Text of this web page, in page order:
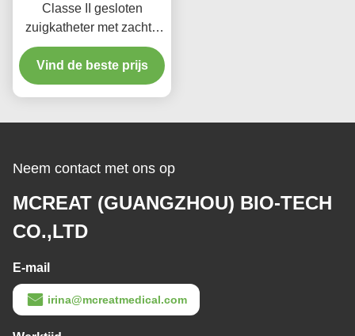
Classe II gesloten
zuigkatheter met zachte
blauwe zuigpunt en 3 jaar
kwaliteitsgarantie voor
pasgeborenen/pediatrie
Vind de beste prijs
Neem contact met ons op
MCREAT (GUANGZHOU) BIO-TECH
CO.,LTD
E-mail
irina@mcreatmedical.com